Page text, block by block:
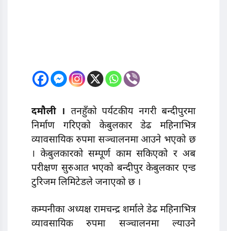
दमौली । तनहुँको पर्यटकीय नगरी बन्दीपुरमा
निर्माण गरिएको केबुलकार डेढ महिनाभित्र
व्यावसायिक रुपमा सञ्चालनमा आउने भएको छ
। केबुलकारको सम्पूर्ण काम सकिएको र अब
परीक्षण सुरुआत भएको बन्दीपुर केबुलकार एन्ड
टुरिजम लिमिटेडले जनाएको छ ।
कम्पनीका अध्यक्ष रामचन्द्र शर्माले डेढ महिनाभित्र
व्यावसायिक रुपमा सञ्चालनमा ल्याउने